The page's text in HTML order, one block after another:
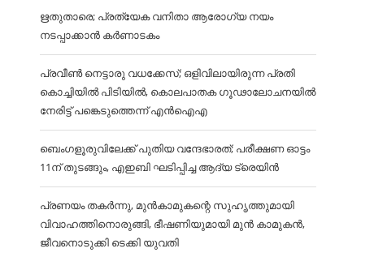
ഋതുതാരെ; പ്രത്യേക വനിതാ ആരോഗ്യ നയം
നടപ്പാക്കാൻ കര്‍ണാടകം
പ്രവീൺ നെട്ടാരു വധക്കേസ്; ഒളിവിലായിരുന്ന പ്രതി
കൊച്ചിയിൽ പിടിയിൽ, കൊലപാതക ഗൂഢാലോചനയിൽ
നേരിട്ട് പങ്കെടുത്തെന്ന് എൻഐഎ
ബെംഗളൂരുവിലേക്ക് പുതിയ വന്ദേഭാരത്; പരീക്ഷണ ഓട്ടം
11ന് തുടങ്ങും, എഇബി ഘടിപ്പിച്ച ആദ്യ ട്രെയിന്‍
പ്രണയം തകര്‍ന്നു, മുൻകാമുകന്റെ സുഹൃത്തുമായി
വിവാഹത്തിനൊരുങ്ങി, ഭീഷണിയുമായി മുൻ കാമുകൻ,
ജീവനൊടുക്കി ടെക്കി യുവതി